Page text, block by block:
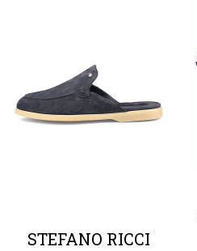
STEFANO RICCI